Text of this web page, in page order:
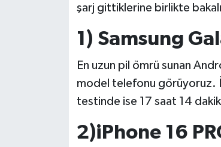
şarj gittiklerine birlikte
1) Samsung
En uzun pil ömrü sunan
model telefonu görüyoruz.
testinde ise 17 saat 14
2)iPhone 16